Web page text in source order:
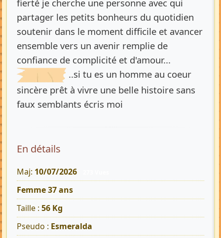
fierté je cherche une personne avec qui
partager les petits bonheurs du quotidien
soutenir dans le moment difficile et avancer
ensemble vers un avenir remplie de
confiance de complicité et d'amour...
..si tu es un homme au coeur
sincère prêt à vivre une belle histoire sans
faux semblants écris moi
En détails
Maj: 10/07/2026
Femme 37 ans
Taille : 56 Kg
Pseudo : Esmeralda